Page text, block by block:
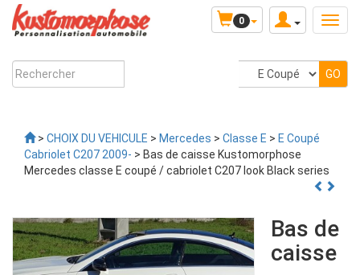
0
> CHOIX DU VEHICULE > Mercedes > Classe E > E Coupé
Cabriolet C207 2009- > Bas de caisse Kustomorphose
Mercedes classe E coupé / cabriolet C207 look Black series
Bas de
caisse